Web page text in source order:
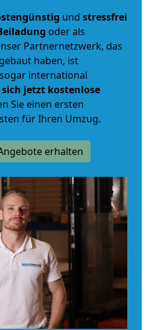
und stressfrei
oder als
Partnernetzwerk, das
haben, ist
international
sich jetzt kostenlose
Sie einen ersten
für Ihren Umzug.
erhalten